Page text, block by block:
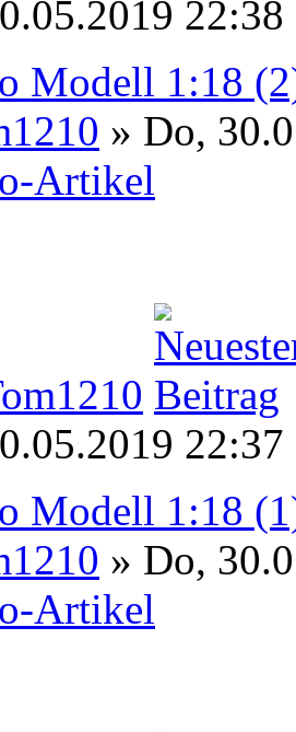
22:38
Modell 1:18
» Do,
Artikel
22:37
Modell 1:18
» Do,
Artikel